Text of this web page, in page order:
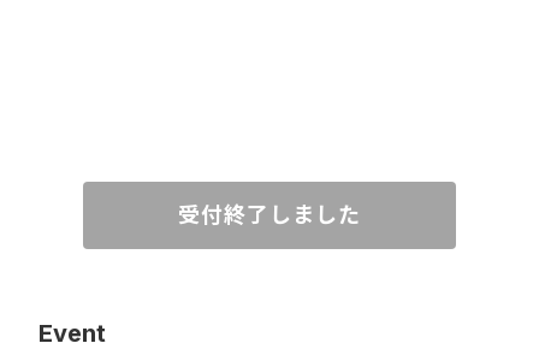
受付終了しました
Event